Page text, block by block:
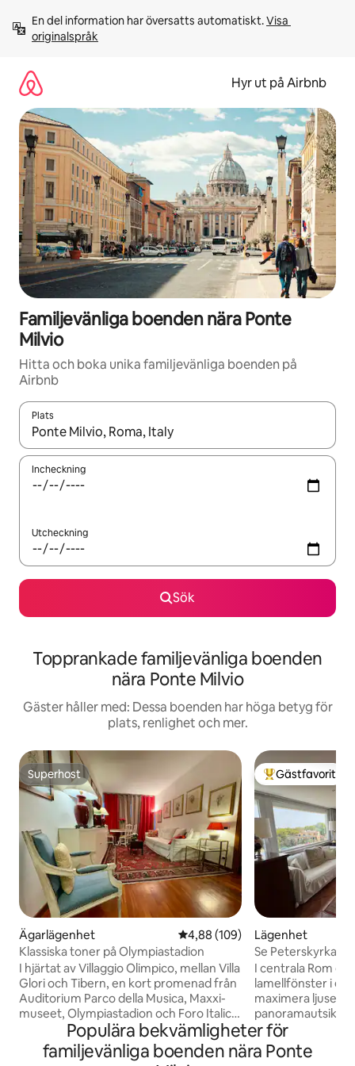
innehåll
En del information har översatts automatiskt. Visa
originalspråk
Hyr ut på Airbnb
Familjevänliga boenden nära Ponte
Milvio
Hitta och boka unika familjevänliga boenden på
Airbnb
Plats
När resultaten är tillgängliga kan du navigera med upp- och
Incheckning
Utcheckning
Sök
Topprankade familjevänliga boenden
nära Ponte Milvio
Gäster håller med: Dessa boenden har höga betyg för
plats, renlighet och mer.
Superhost
Superhost
Ägarlägenhet 4,88 av 5 i genomsnittligt
4,88 (109)
Klassiska toner på Olympiastadion
I hjärtat av Villaggio Olimpico, mellan Villa
Glori och Tibern, en kort promenad från
Auditorium Parco della Musica, Maxxi-
museet, Olympiastadion och Foro Italico,
men också från Piazza del Popolo, ligger
denna lägenhet med varma klassiska
inslag på 5:e våningen och har gott om
Populär
Gästfavorit
Lägenhet
Se Peterskyrkan
centrala Rom
I centrala Rom
lamellfönster i
maximera ljuset
panoramautsikt
Peterskyrkan. En
terrakottaplattor
känsla. Egen
Populära bekvämligheter för
familjevänliga boenden nära Ponte